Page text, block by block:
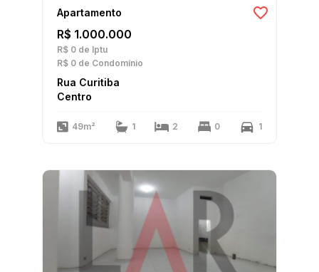
Apartamento
R$ 1.000.000
R$ 0 de Iptu
R$ 0 de Condomínio
Rua Curitiba
Centro
49m² 1 2 0 1